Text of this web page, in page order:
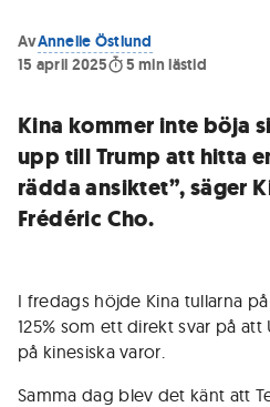
AvAnnelie Östlund
15 april 2025
5 min lästid
Kina kommer inte böja
upp till Trump att hitta
rädda ansiktet”, säger
Frédéric Cho.
I fredags höjde Kina tullarna
125% som ett direkt svar på att
på kinesiska varor.
Samma dag blev det känt att